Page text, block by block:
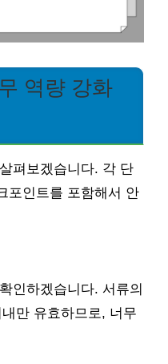
역량 강화
펴보겠습니다. 각 단
포인트를 포함해서 안
인하겠습니다. 서류의
만 유효하므로, 너무